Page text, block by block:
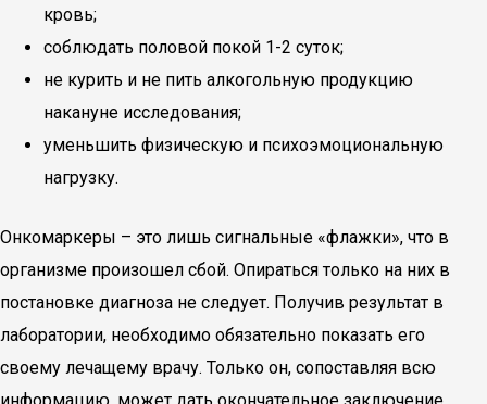
кровь;
соблюдать половой покой 1-2 суток;
не курить и не пить алкогольную продукцию
накануне исследования;
уменьшить физическую и психоэмоциональную
нагрузку.
Онкомаркеры – это лишь сигнальные «флажки», что в
организме произошел сбой. Опираться только на них в
постановке диагноза не следует. Получив результат в
лаборатории, необходимо обязательно показать его
своему лечащему врачу. Только он, сопоставляя всю